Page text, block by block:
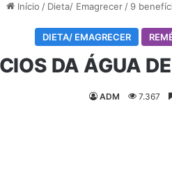
Início / Dieta/ Emagrecer / 9
DIETA/ EMAGRECER
DA ÁGUA
ADM 7.367